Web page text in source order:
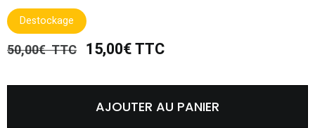
Destockage
50,00€ TTC 15,00€ TTC
AJOUTER AU PANIER